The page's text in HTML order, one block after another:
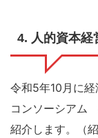
4. 人的資本経
令和5年10月に
コンソーシアム
紹介します。（